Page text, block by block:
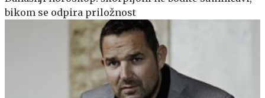
bikom se odpira priložnost